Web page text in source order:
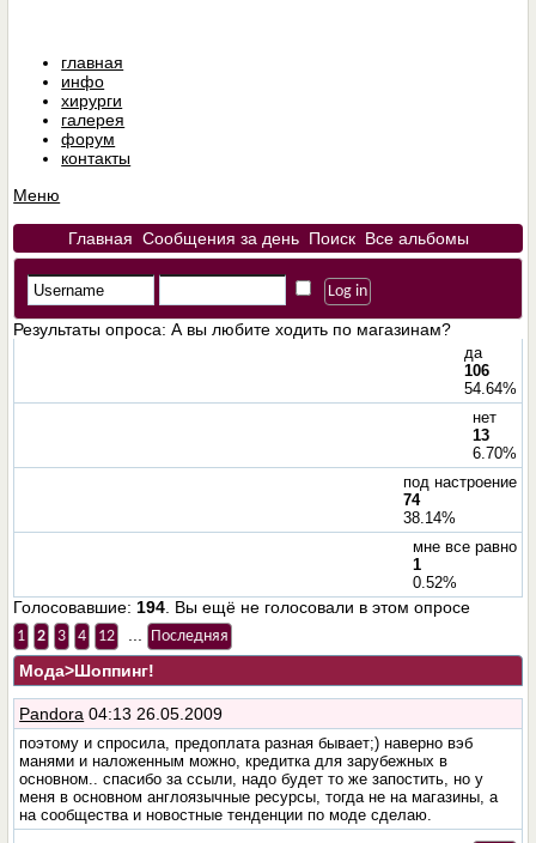
главная
инфо
хирурги
галерея
форум
контакты
Меню
Главная Сообщения за день Поиск Все альбомы
Результаты опроса: А вы любите ходить по магазинам?
да
106
54.64%
нет
13
6.70%
под настроение
74
38.14%
мне все равно
1
0.52%
Голосовавшие: 194 . Вы ещё не голосовали в этом опросе
1 2 3 4 12 Последняя
Мода>Шоппинг!
Pandora 04:13 26.05.2009
поэтому и спросила, предоплата разная бывает;) наверно вэб
манями и наложенным можно, кредитка для зарубежных в
основном.. спасибо за ссыли, надо будет то же запостить, но у
меня в основном англоязычные ресурсы, тогда не на магазины, а
на сообщества и новостные тенденции по моде сделаю.